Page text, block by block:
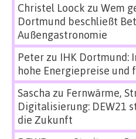
Christel Loock zu Wem
Dortmund beschließt
Außengastronomie
Peterzu IHK Dortmund:
hohe Energiepreise
Sascha zu Fernwärme,
Digitalisierung: DEW21
die Zukunft